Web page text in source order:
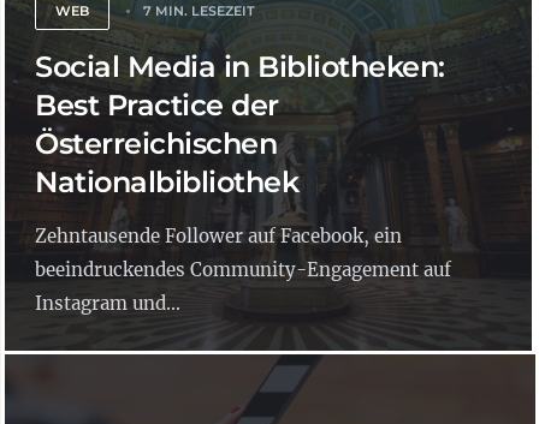
WEB 7 MIN. LESEZEIT
Social Media in Bibliotheken:
Best Practice der
Österreichischen
Nationalbibliothek
Zehntausende Follower auf Facebook, ein
beeindruckendes Community-Engagement auf
Instagram und...